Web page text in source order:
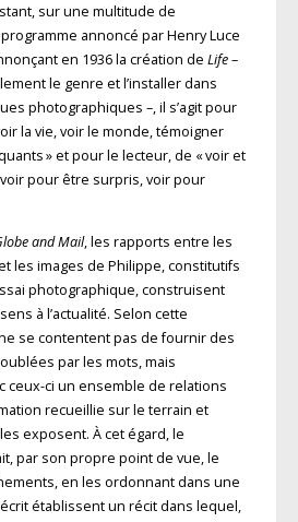
sur une multitude de
annoncé par Henry Luce
en 1936 la création de Life–
le genre et l’installer dans
photographiques –, il s’agit pour
la vie, voir le monde, témoigner
» et pour le lecteur, de « voir et
pour être surpris, voir pour
and Mail, les rapports entre les
les images de Philippe, constitutifs
photographique, construisent
à l’actualité. Selon cette
se contentent pas de fournir des
par les mots, mais
ceux-ci un ensemble de relations
recueillie sur le terrain et
exposent. À cet égard, le
par son propre point de vue, le
en les ordonnant dans une
établissent un récit dans lequel,